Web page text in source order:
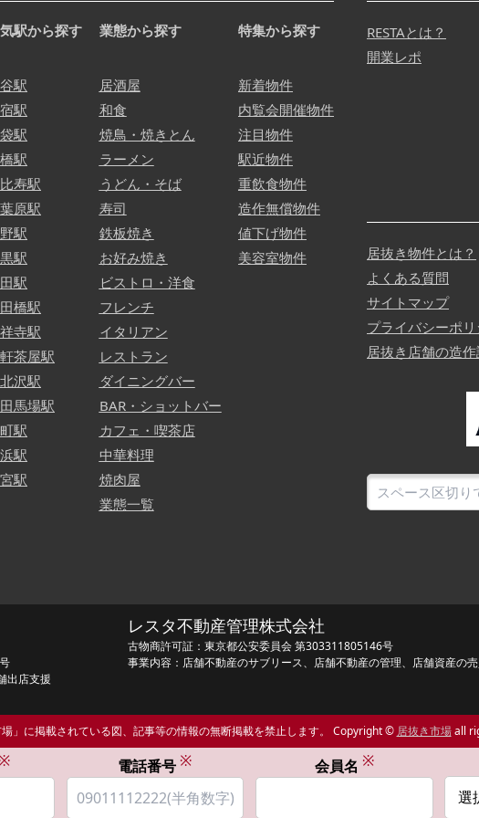
駅から探す
駅
駅
駅
駅
寿駅
原駅
駅
駅
駅
橋駅
寺駅
茶屋駅
沢駅
馬場駅
駅
駅
駅
業態から探す
居酒屋
和食
焼鳥・焼きとん
ラーメン
うどん・そば
寿司
鉄板焼き
お好み焼き
ビストロ・洋食
フレンチ
イタリアン
レストラン
ダイニングバー
BAR・ショットバー
カフェ・喫茶店
中華料理
焼肉屋
業態一覧
特集から探す
新着物件
内覧会開催物件
注目物件
駅近物件
重飲食物件
造作無償物件
値下げ物件
美容室物件
RESTAとは？
開業レポ
居抜き物件とは？
よくある質問
サイトマップ
プライバシーポ
居抜き店舗の造
出店支援
レスタ不動産管理株式会社
古物商許可証：東京都公安委員会 第303311805146号
事業内容：店舗不動産のサブリース、店舗不動産の管理、店舗資産の
場」に掲載されている図、記事等の情報の無断掲載を禁止します。 Copyright © 居抜き市場all
※ 電話番号 ※ 会員名 ※